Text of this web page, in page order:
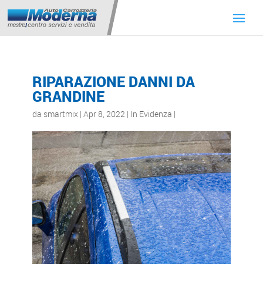
RIPARAZIONE DANNI DA
GRANDINE
da smartmix| Apr 8, 2022 | In Evidenza |